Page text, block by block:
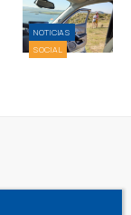
NOTICIAS
SOCIAL